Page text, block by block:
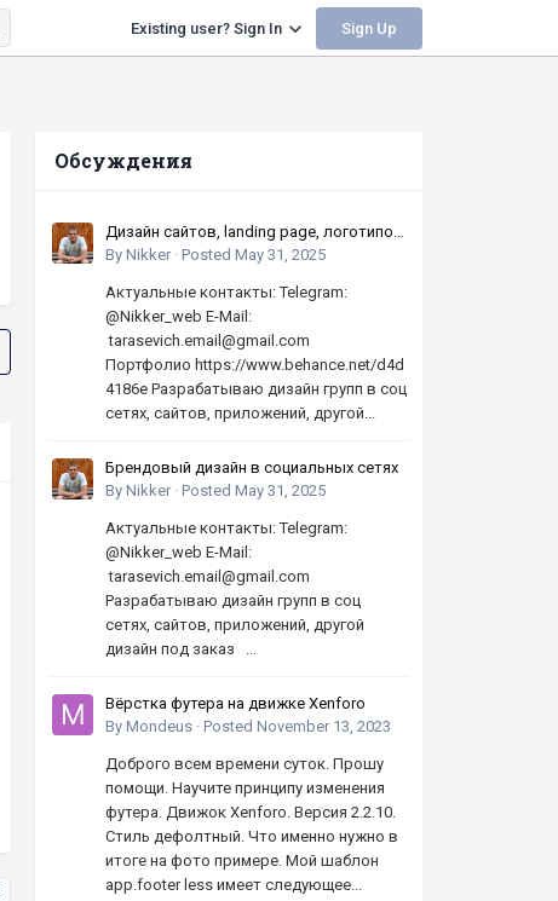
Existing user? Sign In Sign Up
Обсуждения
Дизайн сайтов, landing page, логотипов,
баннеров, шапок | Высокое качество,
By Nikker · Posted May 31, 2025
Актуальные контакты: Telegram:
@Nikker_web E-Mail:
tarasevich.email@gmail.com
Портфолио https://www.behance.net/d4d
4186e Разрабатываю дизайн групп в соц
сетях, сайтов, приложений, другой...
Брендовый дизайн в социальных сетях
By Nikker · Posted May 31, 2025
Актуальные контакты: Telegram:
@Nikker_web E-Mail:
tarasevich.email@gmail.com
Разрабатываю дизайн групп в соц
сетях, сайтов, приложений, другой
дизайн под заказ ...
Вёрстка футера на движке Xenforo
By Mondeus · Posted November 13, 2023
Доброго всем времени суток. Прошу
помощи. Научите принципу изменения
футера. Движок Xenforo. Версия 2.2.10.
Стиль дефолтный. Что именно нужно в
итоге на фото примере. Мой шаблон
app.footer less имеет следующее...